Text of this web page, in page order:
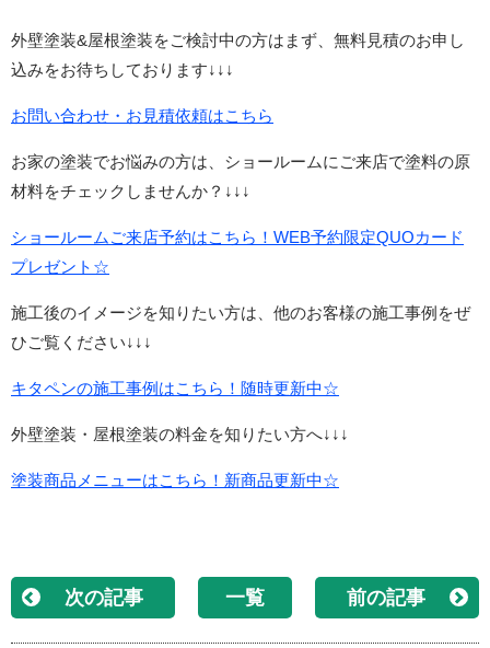
外壁塗装&屋根塗装をご検討中の方はまず、無料見積のお申し
込みをお待ちしております↓↓↓
お問い合わせ・お見積依頼はこちら
お家の塗装でお悩みの方は、ショールームにご来店で塗料の原
材料をチェックしませんか？↓↓↓
ショールームご来店予約はこちら！WEB予約限定QUOカード
プレゼント☆
施工後のイメージを知りたい方は、他のお客様の施工事例をぜ
ひご覧ください↓↓↓
キタペンの施工事例はこちら！随時更新中☆
外壁塗装・屋根塗装の料金を知りたい方へ↓↓↓
塗装商品メニューはこちら！新商品更新中☆
次の記事 一覧 前の記事